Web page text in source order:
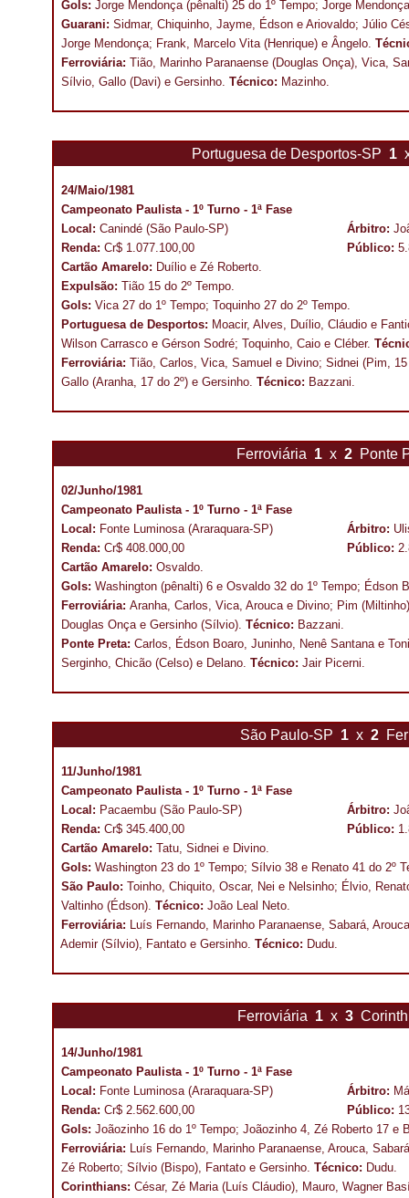
Gols: Jorge Mendonça (pênalti) 25 do 1º Tempo; Jorge
Guarani: Sidmar, Chiquinho, Jayme, Édson e Ariovaldo; Júlio
Jorge Mendonça; Frank, Marcelo Vita (Henrique) e Ângelo.
Ferroviária: Tião, Marinho Paranaense (Douglas Onça), Vica,
Sílvio, Gallo (Davi) e Gersinho. Técnico: Mazinho.
Portuguesa de Desportos-SP 1
24/Maio/1981
Campeonato Paulista - 1º Turno - 1ª Fase
Local: Canindé (São Paulo-SP) Árbitro:
Renda: Cr$ 1.077.100,00 Público:
Cartão Amarelo: Duílio e Zé Roberto.
Expulsão: Tião 15 do 2º Tempo.
Gols: Vica 27 do 1º Tempo; Toquinho 27 do 2º Tempo.
Portuguesa de Desportos: Moacir, Alves, Duílio, Cláudio e
Wilson Carrasco e Gérson Sodré; Toquinho, Caio e Cléber.
Ferroviária: Tião, Carlos, Vica, Samuel e Divino; Sidnei (Pim,
Gallo (Aranha, 17 do 2º) e Gersinho. Técnico: Bazzani.
Ferroviária 1 x 2 Ponte
02/Junho/1981
Campeonato Paulista - 1º Turno - 1ª Fase
Local: Fonte Luminosa (Araraquara-SP) Árbitro:
Renda: Cr$ 408.000,00 Público:
Cartão Amarelo: Osvaldo.
Gols: Washington (pênalti) 6 e Osvaldo 32 do 1º Tempo; Édson
Ferroviária: Aranha, Carlos, Vica, Arouca e Divino; Pim
Douglas Onça e Gersinho (Sílvio). Técnico: Bazzani.
Ponte Preta: Carlos, Édson Boaro, Juninho, Nenê Santana e
Serginho, Chicão (Celso) e Delano. Técnico: Jair Picerni.
São Paulo-SP 1 x 2
11/Junho/1981
Campeonato Paulista - 1º Turno - 1ª Fase
Local: Pacaembu (São Paulo-SP) Árbitro:
Renda: Cr$ 345.400,00 Público:
Cartão Amarelo: Tatu, Sidnei e Divino.
Gols: Washington 23 do 1º Tempo; Sílvio 38 e Renato 41 do 2º
São Paulo: Toinho, Chiquito, Oscar, Nei e Nelsinho; Élvio,
Valtinho (Édson). Técnico: João Leal Neto.
Ferroviária: Luís Fernando, Marinho Paranaense, Sabará,
Ademir (Sílvio), Fantato e Gersinho. Técnico: Dudu.
Ferroviária 1 x 3
14/Junho/1981
Campeonato Paulista - 1º Turno - 1ª Fase
Local: Fonte Luminosa (Araraquara-SP) Árbitro:
Renda: Cr$ 2.562.600,00 Público:
Gols: Joãozinho 16 do 1º Tempo; Joãozinho 4, Zé Roberto 17 e
Ferroviária: Luís Fernando, Marinho Paranaense, Arouca,
Zé Roberto; Sílvio (Bispo), Fantato e Gersinho. Técnico: Dudu.
Corinthians: César, Zé Maria (Luís Cláudio), Mauro, Wagner